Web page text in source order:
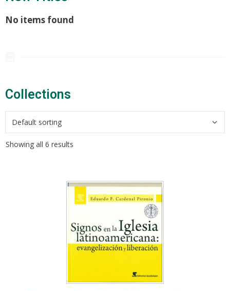
No items found
Collections​
Showing all 6 results